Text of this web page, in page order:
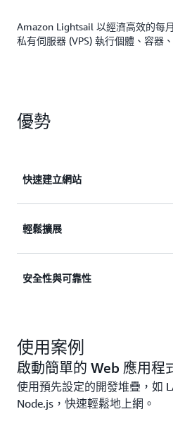
Amazon Lightsail 以經濟高效的每
私有伺服器 (VPS) 執行個體、容器
優勢
快速建立網站
只需點按幾下，即可建立網
輕鬆擴展
隨著您的發展輕鬆擴展，或
安全性與可靠性
使用案例
啟動簡單的 Web 應用程
使用預先設定的開發堆疊，如
Node.js，快速輕鬆地上網。